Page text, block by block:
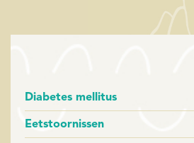
Diabetes mellitus
Eetstoornissen